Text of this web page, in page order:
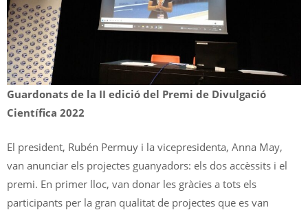
Guardonats de la II edició del Premi de Divulgació
Científica 2022
El president, Rubén Permuy i la vicepresidenta, Anna May,
van anunciar els projectes guanyadors: els dos accèssits i el
premi. En primer lloc, van donar les gràcies a tots els
participants per la gran qualitat de projectes que es van